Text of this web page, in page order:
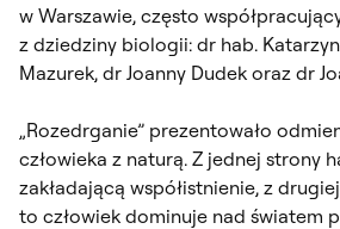
w Warszawie, często
z dziedziny biologii: dr hab.
Mazurek, dr Joanny Dudek oraz dr
„Rozedrganie” prezentowało
człowieka z naturą. Z jednej strony
zakładającą współistnienie, z
to człowiek dominuje nad światem